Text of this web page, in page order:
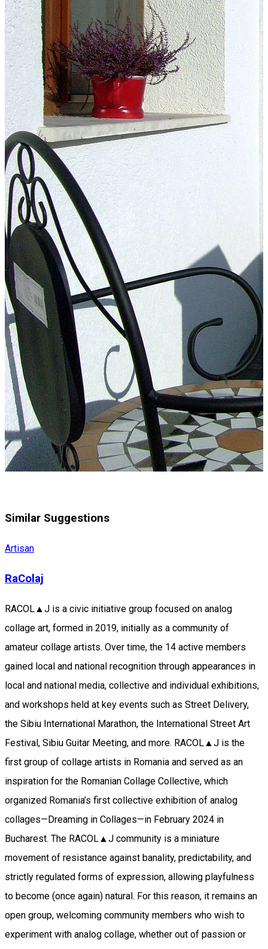
Similar Suggestions
Artisan
RaColaj
RACOL▲J is a civic initiative group focused on analog
collage art, formed in 2019, initially as a community of
amateur collage artists. Over time, the 14 active members
gained local and national recognition through appearances in
local and national media, collective and individual exhibitions,
and workshops held at key events such as Street Delivery,
the Sibiu International Marathon, the International Street Art
Festival, Sibiu Guitar Meeting, and more. RACOL▲J is the
first group of collage artists in Romania and served as an
inspiration for the Romanian Collage Collective, which
organized Romania’s first collective exhibition of analog
collages—Dreaming in Collages—in February 2024 in
Bucharest. The RACOL▲J community is a miniature
movement of resistance against banality, predictability, and
strictly regulated forms of expression, allowing playfulness
to become (once again) natural. For this reason, it remains an
open group, welcoming community members who wish to
experiment with analog collage, whether out of passion or